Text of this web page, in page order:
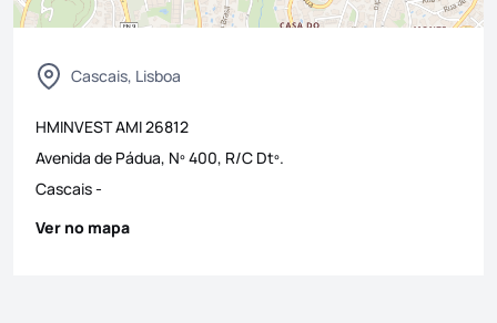
Cascais, Lisboa
HMINVESTAMI26812
Avenida de Pádua, Nº 400, R/C Dtº.
Cascais-
Ver no mapa